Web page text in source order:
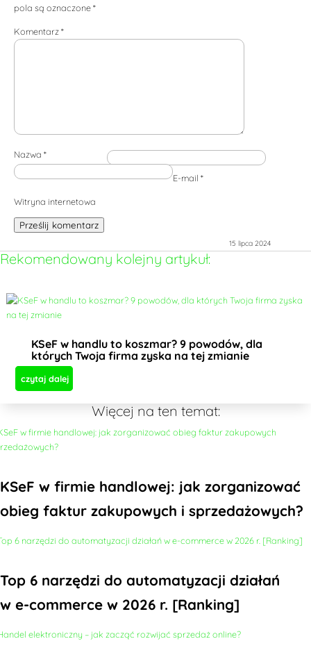
15 lipca 2024
pola są oznaczone*
Komentarz*
Nazwa*
E-mail*
Witryna internetowa
Prześlij komentarz
Rekomendowany kolejny artykuł:
KSeF w handlu to koszmar? 9 powodów, dla
których Twoja firma zyska na tej zmianie
czytaj dalej
Więcej na ten temat:
KSeF w firmie handlowej: jak zorganizować
obieg faktur zakupowych i sprzedażowych?
Top 6 narzędzi do automatyzacji działań
w e-commerce w 2026 r. [Ranking]